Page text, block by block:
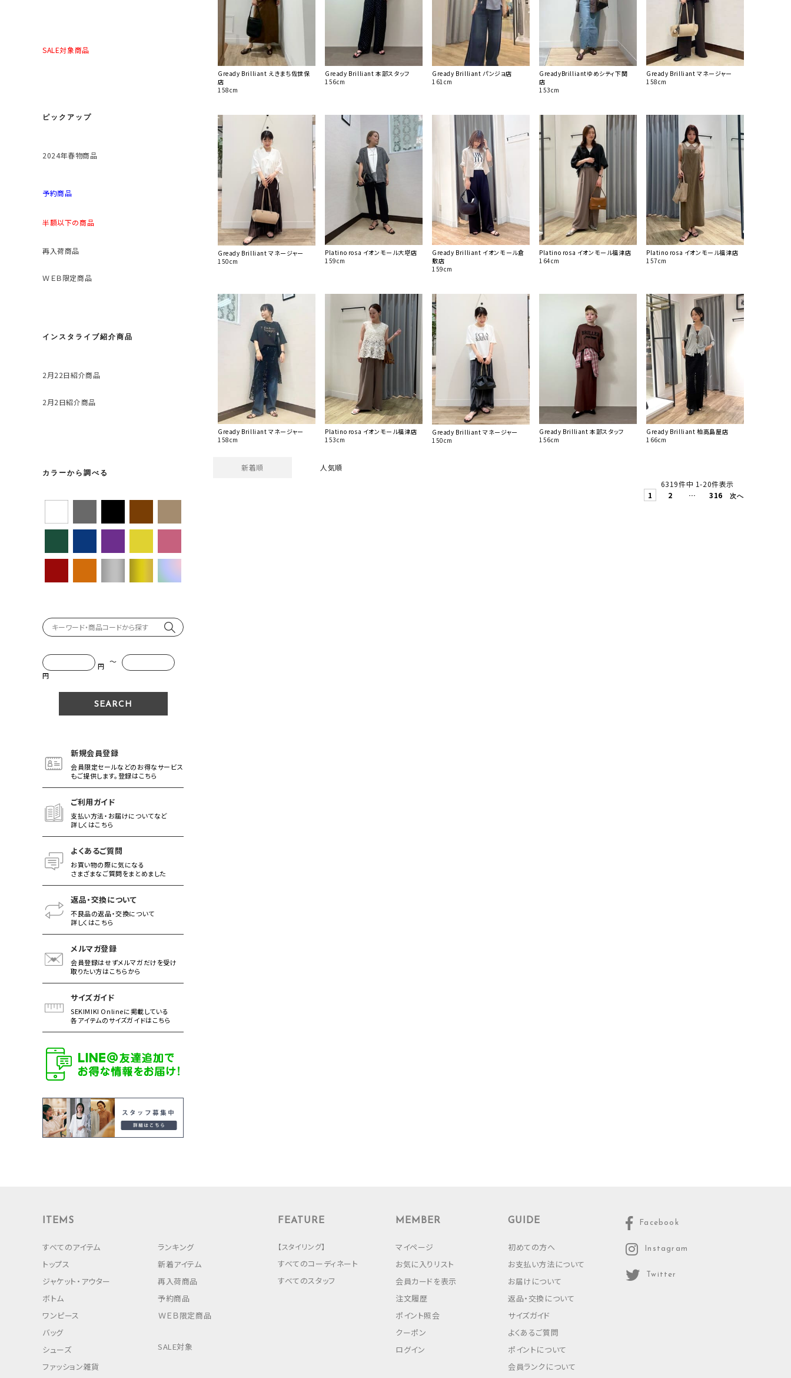
SALE対象商品
ピックアップ
2024年春物商品
予約商品
半額以下の商品
再入荷商品
ＷＥＢ限定商品
インスタライブ紹介商品
2月22日紹介商品
2月2日紹介商品
カラーから調べる
円 ～
円
新規会員登録
会員限定セールなどのお得なサービス
もご提供します。登録はこちら
ご利用ガイド
支払い方法・お届けについてなど
詳しくはこちら
よくあるご質問
お買い物の際に気になる
さまざまなご質問をまとめました
返品・交換について
不良品の返品・交換について
詳しくはこちら
メルマガ登録
会員登録はせずメルマガだけを受け
取りたい方はこちらから
サイズガイド
SEKIMIKI Onlineに掲載している
各アイテムのサイズガイドはこちら
Gready Brilliant えきまち佐世保
店
158cm
Gready Brilliant 本部スタッフ
156cm
Gready Brilliant パンジョ店
161cm
GreadyBrilliantゆめシティ下関
店
153cm
Gready Brilliant マネージャー
158cm
Gready Brilliant マネージャー
150cm
Platino rosa イオンモール大塔店
159cm
Gready Brilliant イオンモール倉
敷店
159cm
Platino rosa イオンモール福津店
164cm
Platino rosa イオンモール福津店
157cm
Gready Brilliant マネージャー
158cm
Platino rosa イオンモール福津店
153cm
Gready Brilliant マネージャー
150cm
Gready Brilliant 本部スタッフ
156cm
Gready Brilliant 柏高島屋店
166cm
新着順
人気順
6319件中 1-20件表示
1
2 … 316
ITEMS
すべてのアイテム
トップス
ジャケット・アウター
ボトム
ワンピース
バッグ
シューズ
ファッション雑貨
ランキング
新着アイテム
再入荷商品
予約商品
ＷＥＢ限定商品
SALE対象
FEATURE
【スタイリング】
すべてのコーディネート
すべてのスタッフ
MEMBER
マイページ
お気に入りリスト
会員カードを表示
注文履歴
ポイント照会
クーポン
ログイン
GUIDE
初めての方へ
お支払い方法について
お届けについて
返品・交換について
サイズガイド
よくあるご質問
ポイントについて
会員ランクについて
Facebook
Instagram
Twitter